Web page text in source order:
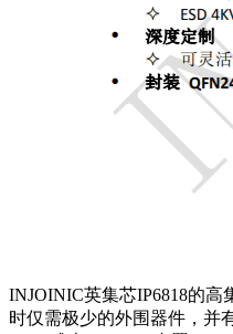
INJOINIC英集芯IP6818的高
时仅需极少的外围器件，并